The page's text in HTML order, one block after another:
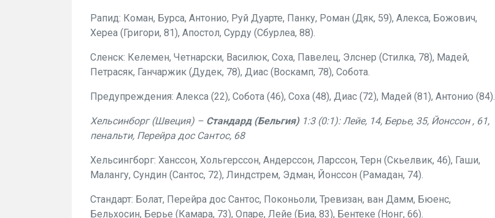
Рапид: Коман, Бурса, Антонио, Руй Дуарте, Панку, Роман (Дяк, 59), Алекса, Божович,
Хереа (Григори, 81), Апостол, Сурду (Сбурлеа, 88).
Сленск: Келемен, Четнарски, Василюк, Соха, Павелец, Элснер (Стилка, 78), Мадей,
Петрасяк, Ганчаржик (Дудек, 78), Диас (Воскамп, 78), Собота.
Предупреждения: Алекса (22), Собота (46), Соха (48), Диас (72), Мадей (81), Антонио (84).
Хельсинборг (Швеция) – Стандард (Бельгия)1:3 (0:1): Лейе, 14, Берье, 35, Йонссон , 61,
пенальти, Перейра дос Сантос, 68
Хельсингборг: Ханссон, Хольгерссон, Андерссон, Ларссон, Терн (Скьелвик, 46), Гаши,
Малангу, Сундин (Сантос, 72), Линдстрем, Эдман, Йонссон (Рамадан, 74).
Стандарт: Болат, Перейра дос Сантос, Поконьоли, Тревизан, ван Дамм, Бюенс,
Бельхосин, Берье (Камара, 73), Опаре, Лейе (Биа, 83), Бентеке (Нонг, 66).